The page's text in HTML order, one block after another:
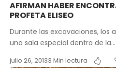
AFIRMAN HABER
PROFETA ELISEO
Durante las excavaciones, los
una sala especial dentro de la…
julio 26, 20133 Min lectura